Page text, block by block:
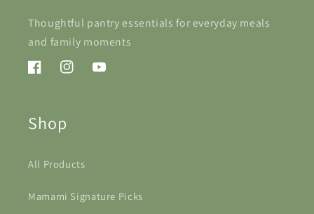
Thoughtful pantry essentials for everyday meals
and family moments
FacebookInstagramYouTube
Shop
All Products
Mamami Signature Picks